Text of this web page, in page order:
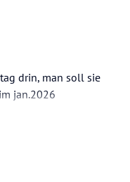
drin, man soll sie
jan.2026